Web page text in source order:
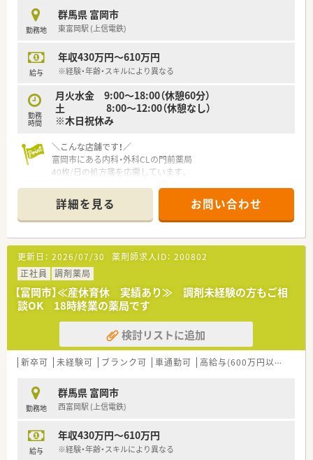
また、転居を伴う異動はなく、キャリアやライフプランの希望に
応じて、長く安心して働ける環境作りをしております。
◇対応力も身に着けられる環境で働きたい方
◇教育制度が整っている環境でスキルアップしていきたい方
勤務地
群馬県 富岡市
東富岡駅 (上信電鉄)
給与
年収430万円～610万円
※経験・年齢・スキルにより異なる
勤務
時間
月火水金 9:00～18:00（休憩60分）
土 8:00～12:00（休憩なし）
※木日祝休み
＼こんな店舗です！／
富岡市にある内科・外科CLの門前薬局
40枚/日の処方箋を応需しています。
女性の患者様も多くいらっしゃるため、
美容や健康を意識したOTC商品が複数あり♪
OTC販売にも興味をお持ちの方おすすめです。
＼働きやすさの理由♪／
◇お休みの取りやすさ
社員の働きやすさを重視している職場です。
エリアマネージャーも店舗に足を運び、
希望休が取得しやすいよう調整しています！
◇すぐに慣れる職場環境の充実
ボイス薬歴も導入されており、
薬剤師がよりスムーズに調剤、安心して服薬指導できるよう
監査システムなども整っています！
安心してご就業開始可能です。
◇風通しの良い環境
幅広い年齢層の方が活躍しています。
また男女比も半々で風通しよく学びあえる環境です。
詳細を見る お問い合わせ
更新日： 2026/07/30 薬剤師求人ID： 200802
正社員
調剤薬局
【富岡市】≪産休育休 実績あり≫ 調剤未経験の方もご相
談OK 18時終業の薬局です
検討リストに追加
新卒可 未経験可 ブランク可 車通勤可 高給与(600万円以上)
勤務地
群馬県 富岡市
西富岡駅 (上信電鉄)
給与
年収430万円～610万円
※経験・年齢・スキルにより異なる